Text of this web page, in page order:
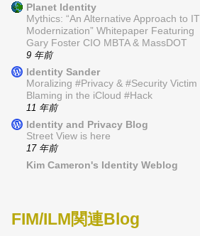
Planet Identity
Mythics: “An Alternative Approach to IT
Modernization” Whitepaper Featuring
Gary Foster CIO MBTA & MassDOT
9 年前
Identity Sander
Moralizing #Privacy & #Security Victim
Blaming in the iCloud #Hack
11 年前
Identity and Privacy Blog
Street View is here
17 年前
Kim Cameron's Identity Weblog
FIM/ILM関連Blog